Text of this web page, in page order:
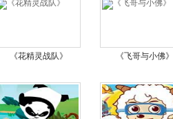
《花精灵战队》 《飞哥与小佛》